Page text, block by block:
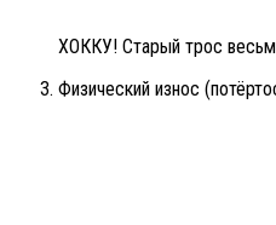
ХОККУ! Старый трос
Физический износ